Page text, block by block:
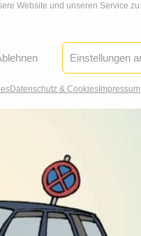
Website und unseren Service zu
Einstellungen
Datenschutz & Cookies Impressum